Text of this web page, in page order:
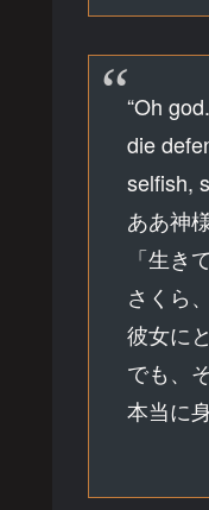
“Oh
die
selfish,
ああ神様
「生き
さくら
彼女に
でも、
本当に